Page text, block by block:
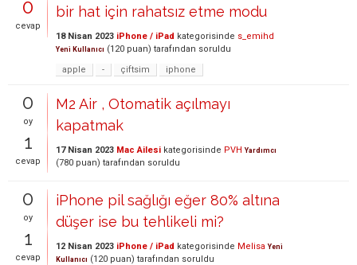
0
cevap
bir hat için rahatsız etme modu
18 Nisan 2023 iPhone / iPad kategorisinde s_emihd
Yeni Kullanıcı (120 puan) tarafından soruldu
apple
- çiftsim iphone
0
oy
1
cevap
M2 Air , Otomatik açılmayı
kapatmak
17 Nisan 2023 Mac Ailesi kategorisinde PVH Yardımcı
(780 puan) tarafından soruldu
0
oy
1
cevap
iPhone pil sağlığı eğer 80% altına
düşer ise bu tehlikeli mi?
12 Nisan 2023 iPhone / iPad kategorisinde Melisa Yeni
Kullanıcı (120 puan) tarafından soruldu